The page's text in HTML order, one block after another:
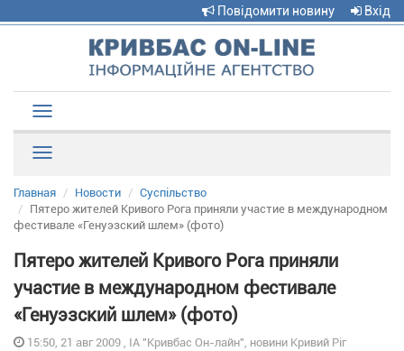
Повідомити новину Вхід
navigation
Главная Новости
Суспільство
Пятеро жителей Кривого Рога приняли участие в международном
фестивале «Генуэзский шлем» (фото)
Пятеро жителей Кривого Рога приняли
участие в международном фестивале
«Генуэзский шлем» (фото)
15:50, 21 авг 2009 , ІА "Кривбас Он-лайн", новини Кривий Ріг